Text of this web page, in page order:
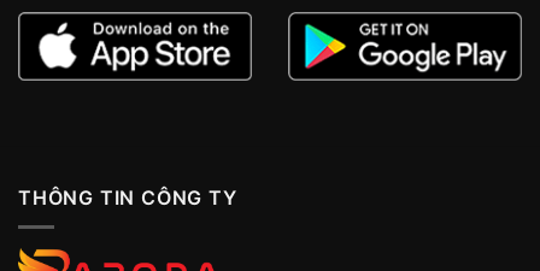
THÔNG TIN CÔNG TY